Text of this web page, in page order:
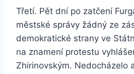
Třetí. Pět dní po zatčení
městské správy žádný ze
demokratické strany ve
na znamení protestu
Zhirinovským. Nedocházelo